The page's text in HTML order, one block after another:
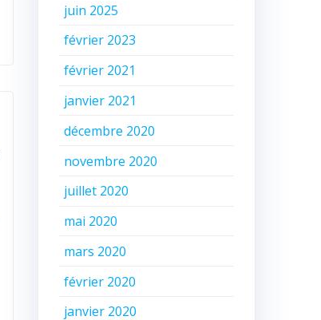
juin 2025
février 2023
février 2021
janvier 2021
décembre 2020
novembre 2020
juillet 2020
mai 2020
mars 2020
février 2020
janvier 2020